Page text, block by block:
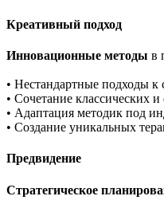
Креативный подход
Инновационные методы в
• Нестандартные подходы
• Сочетание классических
• Адаптация методик под
• Создание уникальных
Предвидение
Стратегическое